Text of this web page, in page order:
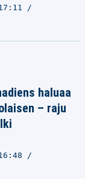
haluaa
– raju